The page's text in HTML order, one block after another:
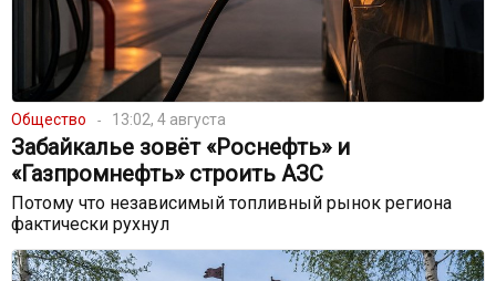
Общество 13:02, 4 августа
Забайкалье зовёт «Роснефть» и
«Газпромнефть» строить АЗС
Потому что независимый топливный рынок региона
фактически рухнул